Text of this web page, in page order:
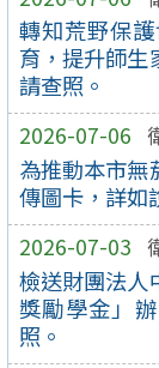
轉知荒野保
育，提升師生
請查照。
2026-07-06
為推動本市無
傳圖卡，詳如
2026-07-03
檢送財團法人
獎勵學金」
照。